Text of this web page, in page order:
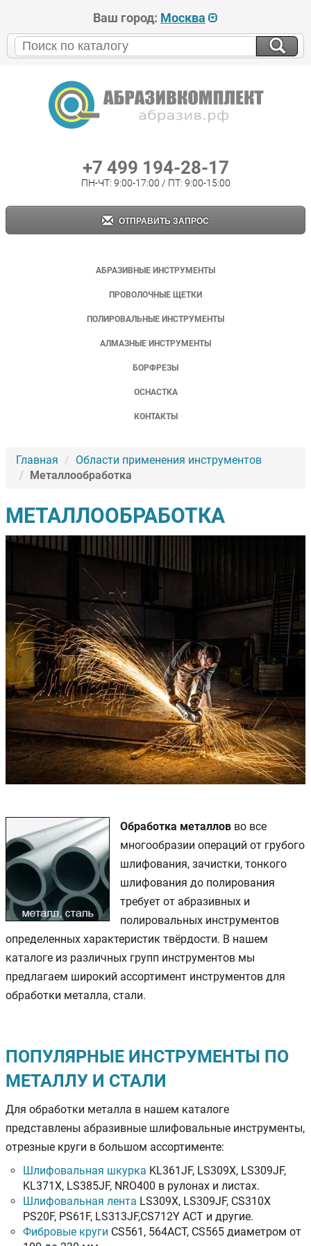
Ваш город: Москва
+7 499 194-28-17
ПН-ЧТ: 9:00-17:00 / ПТ: 9:00-15:00
ОТПРАВИТЬ ЗАПРОС
АБРАЗИВНЫЕ ИНСТРУМЕНТЫ
ПРОВОЛОЧНЫЕ ЩЕТКИ
ПОЛИРОВАЛЬНЫЕ ИНСТРУМЕНТЫ
АЛМАЗНЫЕ ИНСТРУМЕНТЫ
БОРФРЕЗЫ
ОСНАСТКА
КОНТАКТЫ
Главная
Области применения инструментов
Металлообработка
МЕТАЛЛООБРАБОТКА
Обработка металлов во все
многообразии операций от грубого
шлифования, зачистки, тонкого
шлифования до полирования
требует от абразивных и
полировальных инструментов
определенных характеристик твёрдости. В нашем
каталоге из различных групп инструментов мы
предлагаем широкий ассортимент инструментов для
обработки металла, стали.
ПОПУЛЯРНЫЕ ИНСТРУМЕНТЫ ПО
МЕТАЛЛУ И СТАЛИ
Для обработки металла в нашем каталоге
представлены абразивные шлифовальные инструменты,
отрезные круги в большом ассортименте:
Шлифовальная шкурка KL361JF, LS309X, LS309JF,
KL371X, LS385JF, NRO400 в рулонах и листах.
Шлифовальная лента LS309X, LS309JF, CS310X
PS20F, PS61F, LS313JF,CS712Y ACT и другие.
Фибровые круги CS561, 564ACT, CS565 диаметром от